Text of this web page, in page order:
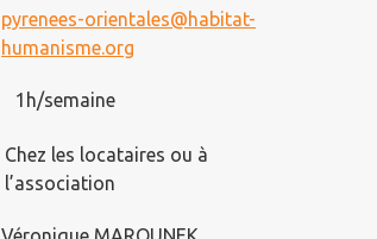
pyrenees-orientales@habitat-
humanisme.org
1h/semaine
Chez les locataires ou à
l’association